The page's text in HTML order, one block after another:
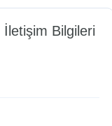
İletişim Bilgileri